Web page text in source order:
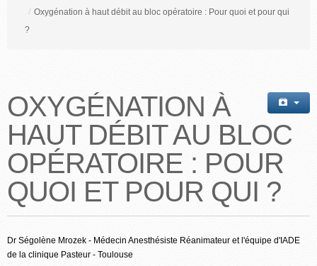
/ Oxygénation à haut débit au bloc opératoire : Pour quoi et pour qui
?
OXYGÉNATION À
HAUT DÉBIT AU BLOC
OPÉRATOIRE : POUR
QUOI ET POUR QUI ?
Dr Ségolène Mrozek - Médecin Anesthésiste Réanimateur et l'équipe d'IADE
de la clinique Pasteur - Toulouse